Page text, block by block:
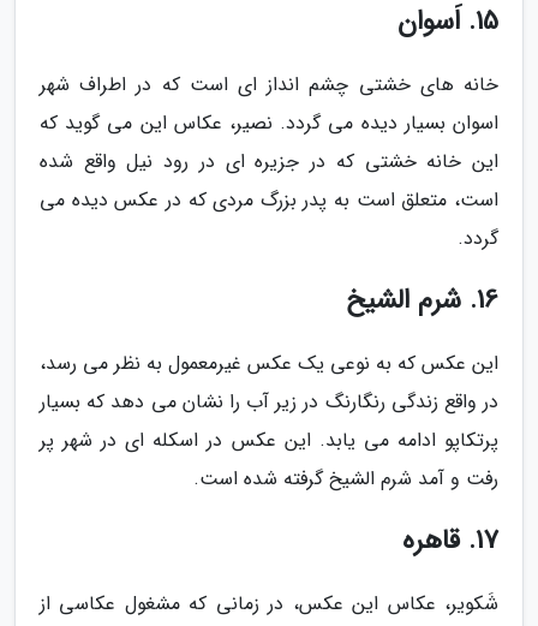
15. اَسوان
خانه های خشتی چشم انداز ای است که در اطراف شهر
اسوان بسیار دیده می گردد. نصیر، عکاس این می گوید که
این خانه خشتی که در جزیره ای در رود نیل واقع شده
است، متعلق است به پدر بزرگ مردی که در عکس دیده می
گردد.
16. شرم الشیخ
این عکس که به نوعی یک عکس غیرمعمول به نظر می رسد،
در واقع زندگی رنگارنگ در زیر آب را نشان می دهد که بسیار
پرتکاپو ادامه می یابد. این عکس در اسکله ای در شهر پر
رفت و آمد شرم الشیخ گرفته شده است.
17. قاهره
شَکویر، عکاس این عکس، در زمانی که مشغول عکاسی از